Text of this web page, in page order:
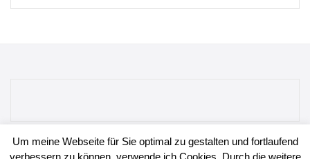
Um meine Webseite für Sie optimal zu gestalten und fortlaufend